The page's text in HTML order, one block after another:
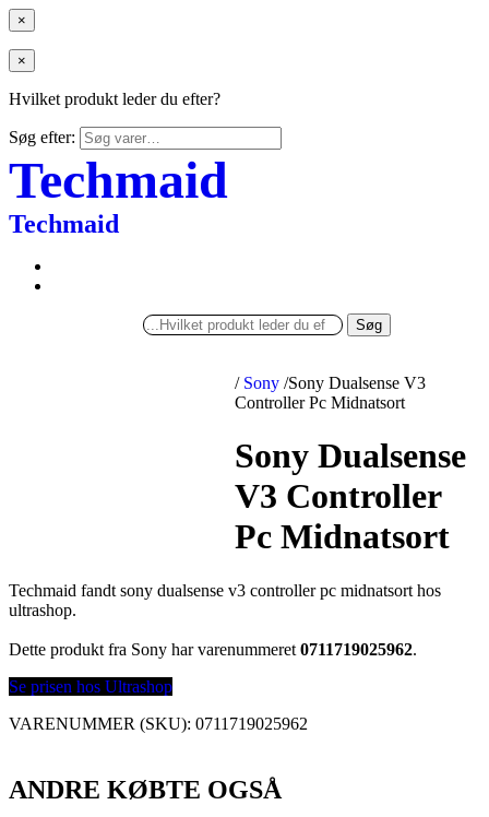
×
×
Hvilket produkt leder du efter?
Søg efter:
Techmaid
Techmaid
Søg
/ Sony /Sony Dualsense V3
Controller Pc Midnatsort
Sony Dualsense
V3 Controller
Pc Midnatsort
Techmaid fandt sony dualsense v3 controller pc midnatsort hos
ultrashop.
Dette produkt fra Sony har varenummeret 0711719025962.
Se prisen hos Ultrashop
VARENUMMER (SKU): 0711719025962
ANDRE KØBTE OGSÅ